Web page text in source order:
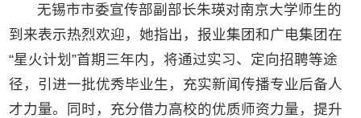
无锡市市委宣传部副部长朱瑛对南京大学师生的
到来表示热烈欢迎，她指出，报业集团和广电集团在
“星火计划”首期三年内，将通过实习、定向招聘等途
径，引进一批优秀毕业生，充实新闻传播专业后备人
才力量。同时，充分借力高校的优质师资力量，提升